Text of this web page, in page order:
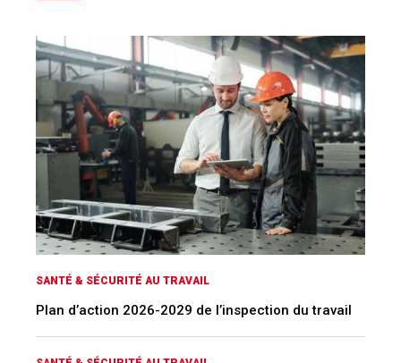
SANTÉ & SÉCURITÉ AU TRAVAIL
Plan d’action 2026-2029 de l’inspection du travail